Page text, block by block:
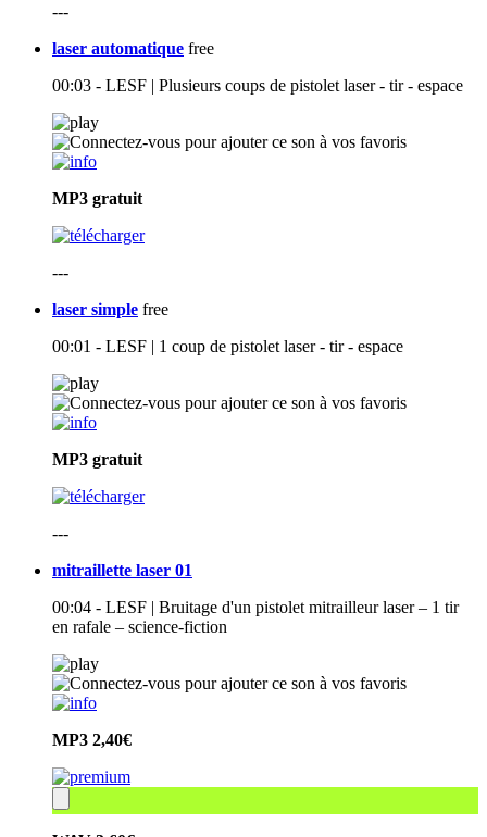
---
laser automatique free
00:03 - LESF | Plusieurs coups de pistolet laser - tir - espace
MP3 gratuit
---
laser simple free
00:01 - LESF | 1 coup de pistolet laser - tir - espace
MP3 gratuit
---
mitraillette laser 01
00:04 - LESF | Bruitage d'un pistolet mitrailleur laser – 1 tir
en rafale – science-fiction
MP3 2,40€